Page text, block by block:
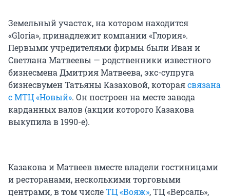
Земельный участок, на котором находится
«Gloria», принадлежит компании «Глория».
Первыми учредителями фирмы были Иван и
Светлана Матвеевы — родственники известного
бизнесмена Дмитрия Матвеева, экс-супруга
бизнесвумен Татьяны Казаковой, котораясвязана
с МТЦ «Новый». Он построен на месте завода
карданных валов (акции которого Казакова
выкупила в 1990-е).
Казакова и Матвеев вместе владели гостиницами
и ресторанами, несколькими торговыми
центрами, в том числеТЦ «Вояж», ТЦ «Версаль»,